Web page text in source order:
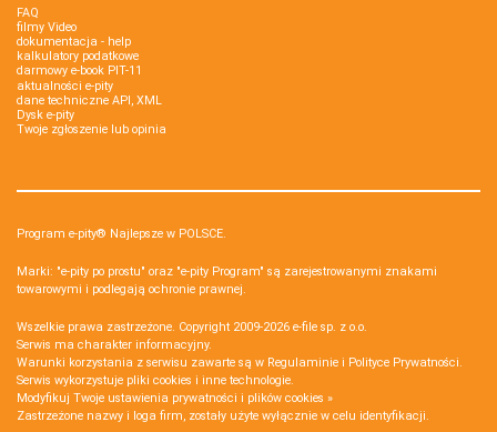
FAQ
filmy Video
dokumentacja - help
kalkulatory podatkowe
darmowy e-book PIT-11
aktualności e-pity
dane techniczne API, XML
Dysk e-pity
Twoje zgłoszenie lub opinia
Program e-pity® Najlepsze w POLSCE.
Marki: "e-pity po prostu" oraz "e-pity Program" są zarejestrowanymi znakami
towarowymi i podlegają ochronie prawnej.
Wszelkie prawa zastrzeżone. Copyright 2009-2026 e-file sp. z o.o.
Serwis ma charakter informacyjny.
Warunki korzystania z serwisu zawarte są w Regulaminie i Polityce Prywatności.
Serwis wykorzystuje pliki cookies i inne technologie.
Modyfikuj Twoje ustawienia prywatności i plików cookies »
Zastrzeżone nazwy i loga firm, zostały użyte wyłącznie w celu identyfikacji.